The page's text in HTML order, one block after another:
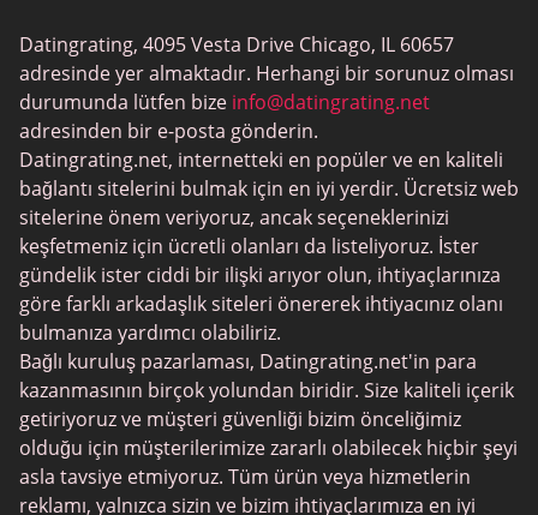
MeetMindful
BDSM Flört
BBPeopleMeet
Şeker Baba Siteleri
JPeopleMeet
Trans Tarihleme
Kıdemli Tarihleme
MyLOL
Gay Tarihleme
Lezbiyen Tarihleme
Siyah Tarihleme Siteleri
Datingrating, 4095 Vesta Drive Chicago, IL 60657
adresinde yer almaktadır. Herhangi bir sorunuz olması
durumunda lütfen bize info@datingrating.net
adresinden bir e-posta gönderin.
Datingrating.net, internetteki en popüler ve en kaliteli
bağlantı sitelerini bulmak için en iyi yerdir. Ücretsiz web
sitelerine önem veriyoruz, ancak seçeneklerinizi
keşfetmeniz için ücretli olanları da listeliyoruz. İster
gündelik ister ciddi bir ilişki arıyor olun, ihtiyaçlarınıza
göre farklı arkadaşlık siteleri önererek ihtiyacınız olanı
bulmanıza yardımcı olabiliriz.
Bağlı kuruluş pazarlaması, Datingrating.net'in para
kazanmasının birçok yolundan biridir. Size kaliteli içerik
getiriyoruz ve müşteri güvenliği bizim önceliğimiz
olduğu için müşterilerimize zararlı olabilecek hiçbir şeyi
asla tavsiye etmiyoruz. Tüm ürün veya hizmetlerin
reklamı, yalnızca sizin ve bizim ihtiyaçlarımıza en iyi